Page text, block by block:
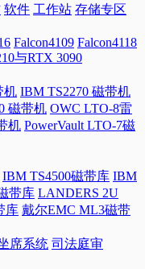
软件 工作站 存储专区
Falcon4109 Falcon4118
与RTX 3090
机 IBM TS2270 磁带机
磁带机 OWC LTO-8雷
机 PowerVault LTO-7磁
IBM TS4500磁带库 IBM
带库 LANDERS 2U
库 戴尔EMC ML3磁带
席系统 司法庭审